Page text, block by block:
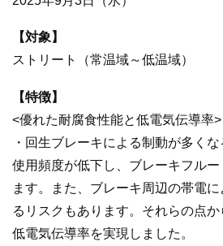
【対象】
ストリート（常温域～低温域）
【特徴】
<優れた耐腐食性能と低電気伝導率>
・回生ブレーキによる制動が多く
使用頻度が低下し、ブレーキフルー
ます。また、ブレーキ周辺の帯電
るリスクもあります。それらの点
低電気伝導率を実現しました。